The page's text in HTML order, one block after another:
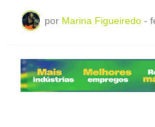
por Marina Figueiredo -